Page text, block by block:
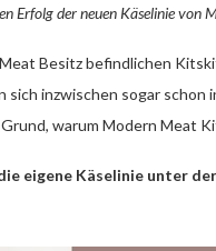
Erfolg der neuen Käselinie von
Besitz befindlichen
sich inzwischen sogar
warum Modern Meat
eigene Käselinie unter